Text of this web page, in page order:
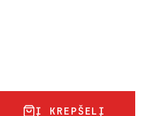
Į KREPŠELĮ